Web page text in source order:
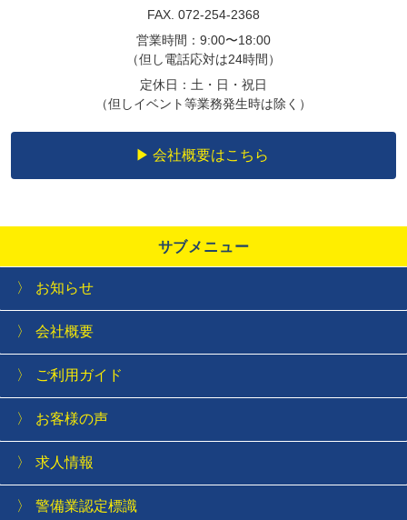
FAX. 072-254-2368
営業時間：9:00〜18:00
（但し電話応対は24時間）
定休日：土・日・祝日
（但しイベント等業務発生時は除く）
会社概要はこちら
サブメニュー
お知らせ
会社概要
ご利用ガイド
お客様の声
求人情報
警備業認定標識